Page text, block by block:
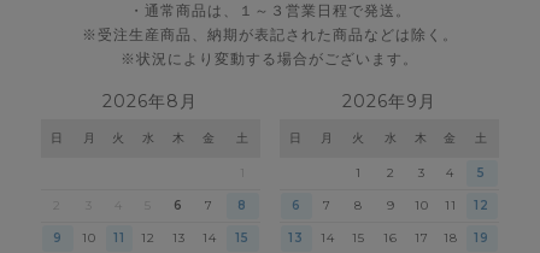
・通常商品は、１～３営業日程で発送。
※受注生産商品、納期が表記された商品などは除く。
※状況により変動する場合がございます。
2026年8月
日 月 火 水 木 金 土
4 6 7 8
9 10 11 12 13 14 15
2026年9月
日 月 火 水 木 金 土
1 2 3 4 5
6 7 8 9 10 11 12
13 14 15 16 17 18 19